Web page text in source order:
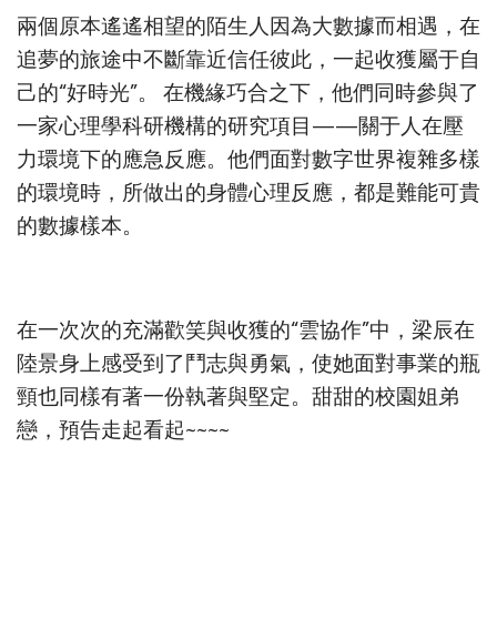
兩個原本遙遙相望的陌生人因為大數據而相遇，在
追夢的旅途中不斷靠近信任彼此，一起收獲屬于自
己的“好時光”。 在機緣巧合之下，他們同時參與了
一家心理學科研機構的研究項目——關于人在壓
力環境下的應急反應。他們面對數字世界複雜多樣
的環境時，所做出的身體心理反應，都是難能可貴
的數據樣本。
在一次次的充滿歡笑與收獲的“雲協作”中，梁辰在
陸景身上感受到了鬥志與勇氣，使她面對事業的瓶
頸也同樣有著一份執著與堅定。甜甜的校園姐弟
戀，預告走起看起~~~~